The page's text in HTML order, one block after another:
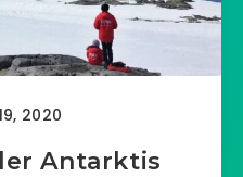
2020
Antarktis